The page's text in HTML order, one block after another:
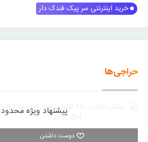
خرید اینترنتی سر پیک فندک دار
حراجی‌ها
دوست داشتن
پیشنهاد ویژه محدود